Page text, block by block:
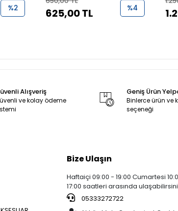
%2 625,00 TL %4
Alışveriş
ve kolay ödeme
Geniş Ürün
Binlerce ürün ve
seçeneği
Bize Ulaşın
Haftaiçi 09:00 - 19:00 Cumartesi
17:00 saatleri arasında
05333272722